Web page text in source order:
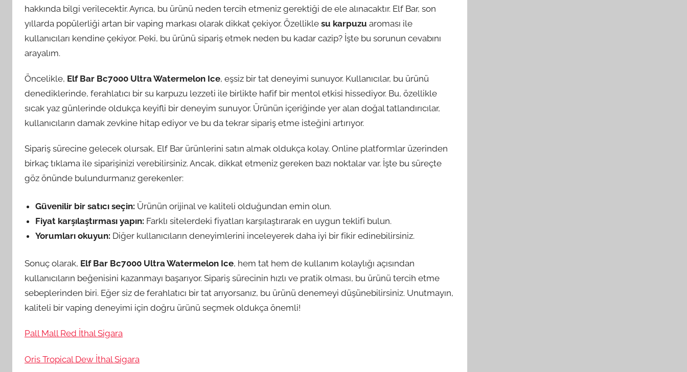
hakkında bilgi verilecektir. Ayrıca, bu ürünü neden tercih etmeniz gerektiği de ele alınacaktır. Elf Bar, son
yıllarda popülerliği artan bir vaping markası olarak dikkat çekiyor. Özellikle su karpuzu aroması ile
kullanıcıları kendine çekiyor. Peki, bu ürünü sipariş etmek neden bu kadar cazip? İşte bu sorunun cevabını
arayalım.
Öncelikle, Elf Bar Bc7000 Ultra Watermelon Ice, eşsiz bir tat deneyimi sunuyor. Kullanıcılar, bu ürünü
denediklerinde, ferahlatıcı bir su karpuzu lezzeti ile birlikte hafif bir mentol etkisi hissediyor. Bu, özellikle
sıcak yaz günlerinde oldukça keyifli bir deneyim sunuyor. Ürünün içeriğinde yer alan doğal tatlandırıcılar,
kullanıcıların damak zevkine hitap ediyor ve bu da tekrar sipariş etme isteğini artırıyor.
Sipariş sürecine gelecek olursak, Elf Bar ürünlerini satın almak oldukça kolay. Online platformlar üzerinden
birkaç tıklama ile siparişinizi verebilirsiniz. Ancak, dikkat etmeniz gereken bazı noktalar var. İşte bu süreçte
göz önünde bulundurmanız gerekenler:
Güvenilir bir satıcı seçin: Ürünün orijinal ve kaliteli olduğundan emin olun.
Fiyat karşılaştırması yapın: Farklı sitelerdeki fiyatları karşılaştırarak en uygun teklifi bulun.
Yorumları okuyun: Diğer kullanıcıların deneyimlerini inceleyerek daha iyi bir fikir edinebilirsiniz.
Sonuç olarak, Elf Bar Bc7000 Ultra Watermelon Ice, hem tat hem de kullanım kolaylığı açısından
kullanıcıların beğenisini kazanmayı başarıyor. Sipariş sürecinin hızlı ve pratik olması, bu ürünü tercih etme
sebeplerinden biri. Eğer siz de ferahlatıcı bir tat arıyorsanız, bu ürünü denemeyi düşünebilirsiniz. Unutmayın,
kaliteli bir vaping deneyimi için doğru ürünü seçmek oldukça önemli!
Pall Mall Red İthal Sigara
Oris Tropical Dew İthal Sigara